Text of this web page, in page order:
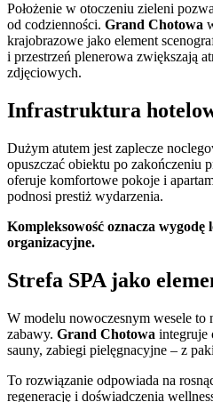
Położenie w otoczeniu zieleni
od codzienności. Grand Chotowa
krajobrazowe jako element
i przestrzeń plenerowa zwiększają
zdjęciowych.
Infrastruktura
Dużym atutem jest zaplecze
opuszczać obiektu po zakończeniu
oferuje komfortowe pokoje i
podnosi prestiż wydarzenia.
Kompleksowość oznacza
organizacyjne.
Strefa SPA jako
W modelu nowoczesnym wesele to
zabawy. Grand Chotowa integruje
sauny, zabiegi pielęgnacyjne – z
To rozwiązanie odpowiada na
regenerację i doświadczenia